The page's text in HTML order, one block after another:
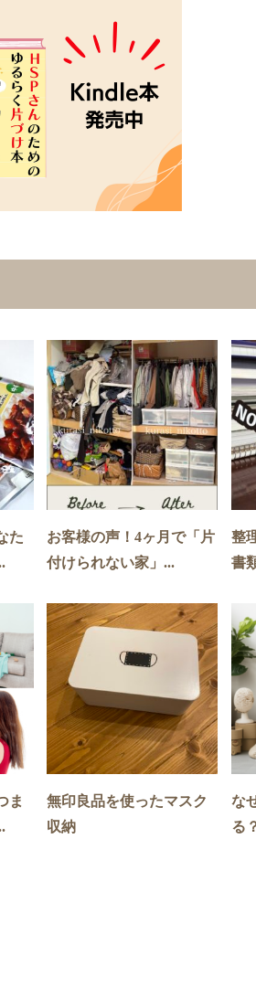
た
お客様の声！4ヶ月で「片
付けられない家」...
整
書
ま
無印良品を使ったマスク
収納
な
る